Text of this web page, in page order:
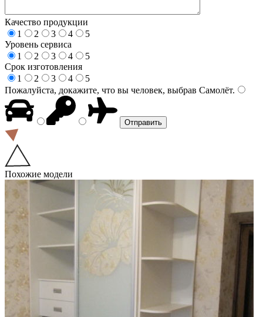
Качество продукции
1
2 3 4
5
Уровень сервиса
1
2 3 4
5
Срок изготовления
1
2 3 4
5
Пожалуйста, докажите, что вы человек, выбрав Самолёт.
Похожие модели